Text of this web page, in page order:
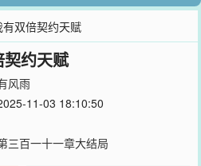
有双倍契约天赋
约天赋
风雨
11-03 18:10:50
三百一十一章大结局